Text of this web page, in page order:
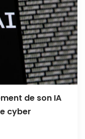
de son IA
cyber